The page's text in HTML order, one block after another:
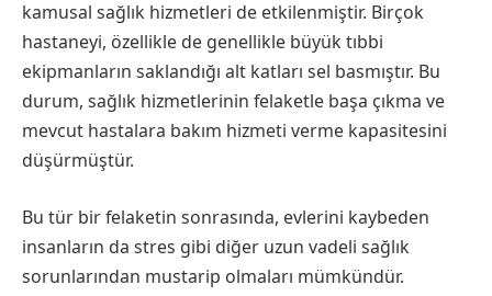
kamusal sağlık hizmetleri de etkilenmiştir. Birçok
hastaneyi, özellikle de genellikle büyük tıbbi
ekipmanların saklandığı alt katları sel basmıştır. Bu
durum, sağlık hizmetlerinin felaketle başa çıkma ve
mevcut hastalara bakım hizmeti verme kapasitesini
düşürmüştür.
Bu tür bir felaketin sonrasında, evlerini kaybeden
insanların da stres gibi diğer uzun vadeli sağlık
sorunlarından mustarip olmaları mümkündür.